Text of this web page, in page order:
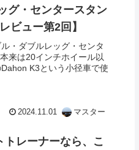
グ・センタースタン
ビュー第2回】
・ダブルレッグ・センタ
来は20インチホイール以
K3という小径車で使
2024.11.01 マスター
レーナーなら、こ